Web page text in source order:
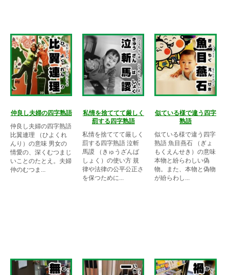
仲良し夫婦の四字熟語
仲良し夫婦の四字熟語
比翼連理 （ひよくれ
んり）の意味 男女の
情愛の、深くむつまじ
いことのたとえ。夫婦
仲のむつま...
私情を捨ててて厳しく
罰する四字熟語
私情を捨ててて厳しく
罰する四字熟語 泣斬
馬謖 （きゅうざんば
しょく）の使い方 規
律や法律の公平公正さ
を保つために...
似ている様で違う四字
熟語
似ている様で違う四字
熟語 魚目燕石 （ぎょ
もくえんせき）の意味
本物と紛らわしい偽
物。また、本物と偽物
が紛らわし...